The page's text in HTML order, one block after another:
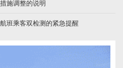
施调整的说明
班乘客双检测的紧急提醒